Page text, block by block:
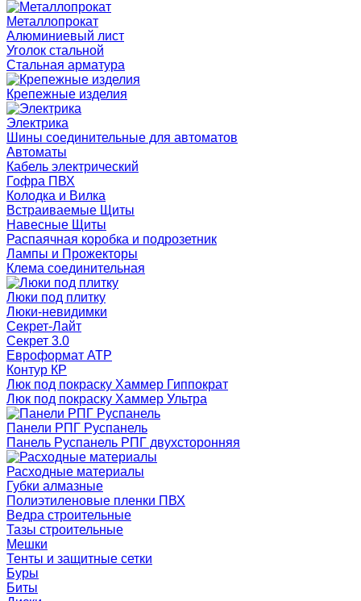
Металлопрокат
Алюминиевый лист
Уголок стальной
Стальная арматура
Крепежные изделия
Электрика
Шины соединительные для автоматов
Автоматы
Кабель электрический
Гофра ПВХ
Колодка и Вилка
Встраиваемые Щиты
Навесные Щиты
Распаячная коробка и подрозетник
Лампы и Прожекторы
Клема соединительная
Люки под плитку
Люки-невидимки
Секрет-Лайт
Секрет 3.0
Евроформат АТР
Контур КР
Люк под покраску Хаммер Гиппократ
Люк под покраску Хаммер Ультра
Панели РПГ Руспанель
Панель Руспанель РПГ двухсторонняя
Расходные материалы
Губки алмазные
Полиэтиленовые пленки ПВХ
Ведра строительные
Тазы строительные
Мешки
Тенты и защитные сетки
Буры
Биты